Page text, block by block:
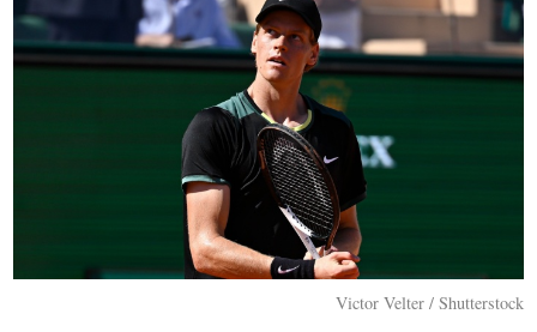
Victor Velter / Shutterstock